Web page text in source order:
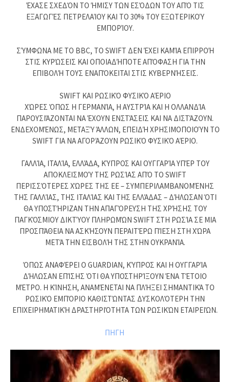
ΈΧΑΣΕ ΣΧΕΔΌΝ ΤΟ ΉΜΙΣΥ ΤΩΝ ΕΣΌΔΩΝ ΤΟΥ ΑΠΌ ΤΙΣ
ΕΞΑΓΩΓΈΣ ΠΕΤΡΕΛΑΊΟΥ ΚΑΙ ΤΟ 30% ΤΟΥ ΕΞΩΤΕΡΙΚΟΎ
ΕΜΠΟΡΊΟΥ.
ΣΎΜΦΩΝΑ ΜΕ ΤΟ BBC, ΤΟ SWIFT ΔΕΝ ΈΧΕΙ ΚΑΜΊΑ ΕΠΙΡΡΟΉ
ΣΤΙΣ ΚΥΡΏΣΕΙΣ ΚΑΙ ΟΠΟΙΑΔΉΠΟΤΕ ΑΠΌΦΑΣΗ ΓΙΑ ΤΗΝ
ΕΠΙΒΟΛΉ ΤΟΥΣ ΕΝΑΠΌΚΕΙΤΑΙ ΣΤΙΣ ΚΥΒΕΡΝΉΣΕΙΣ.
SWIFT ΚΑΙ ΡΩΣΙΚΌ ΦΥΣΙΚΌ ΑΈΡΙΟ
ΧΏΡΕΣ ΌΠΩΣ Η ΓΕΡΜΑΝΊΑ, Η ΑΥΣΤΡΊΑ ΚΑΙ Η ΟΛΛΑΝΔΊΑ
ΠΑΡΟΥΣΙΆΖΟΝΤΑΙ ΝΑ ΈΧΟΥΝ ΕΝΣΤΆΣΕΙΣ ΚΑΙ ΝΑ ΔΙΣΤΆΖΟΥΝ.
ΕΝΔΕΧΟΜΈΝΩΣ, ΜΕΤΑΞΎ ΆΛΛΩΝ, ΕΠΕΙΔΉ ΧΡΗΣΙΜΟΠΟΙΟΎΝ ΤΟ
SWIFT ΓΙΑ ΝΑ ΑΓΟΡΆΖΟΥΝ ΡΩΣΙΚΌ ΦΥΣΙΚΌ ΑΈΡΙΟ.
ΓΑΛΛΊΑ, ΙΤΑΛΊΑ, ΕΛΛΆΔΑ, ΚΎΠΡΟΣ ΚΑΙ ΟΥΓΓΑΡΊΑ ΥΠΈΡ ΤΟΥ
ΑΠΟΚΛΕΙΣΜΟΎ ΤΗΣ ΡΩΣΊΑΣ ΑΠΌ ΤΟ SWIFT
ΠΕΡΙΣΣΌΤΕΡΕΣ ΧΏΡΕΣ ΤΗΣ ΕΕ – ΣΥΜΠΕΡΙΛΑΜΒΑΝΟΜΈΝΗΣ
ΤΗΣ ΓΑΛΛΊΑΣ, ΤΗΣ ΙΤΑΛΊΑΣ ΚΑΙ ΤΗΣ ΕΛΛΆΔΑΣ – ΔΉΛΩΣΑΝ ΌΤΙ
ΘΑ ΥΠΟΣΤΉΡΙΖΑΝ ΤΗΝ ΑΠΑΓΌΡΕΥΣΗ ΤΗΣ ΧΡΉΣΗΣ ΤΟΥ
ΠΑΓΚΌΣΜΙΟΥ ΔΙΚΤΎΟΥ ΠΛΗΡΩΜΏΝ SWIFT ΣΤΗ ΡΩΣΊΑ ΣΕ ΜΙΑ
ΠΡΟΣΠΆΘΕΙΑ ΝΑ ΑΣΚΉΣΟΥΝ ΠΕΡΑΙΤΈΡΩ ΠΊΕΣΗ ΣΤΗ ΧΏΡΑ
ΜΕΤΆ ΤΗΝ ΕΙΣΒΟΛΉ ΤΗΣ ΣΤΗΝ ΟΥΚΡΑΝΊΑ.
ΌΠΩΣ ΑΝΑΦΈΡΕΙ Ο GUARDIAN, ΚΎΠΡΟΣ ΚΑΙ Η ΟΥΓΓΑΡΊΑ
ΔΉΛΩΣΑΝ ΕΠΊΣΗΣ ΌΤΙ ΘΑ ΥΠΟΣΤΗΡΊΞΟΥΝ ΈΝΑ ΤΈΤΟΙΟ
ΜΈΤΡΟ. Η ΚΊΝΗΣΗ, ΑΝΑΜΈΝΕΤΑΙ ΝΑ ΠΛΉΞΕΙ ΣΗΜΑΝΤΙΚΆ ΤΟ
ΡΩΣΙΚΌ ΕΜΠΌΡΙΟ ΚΑΘΙΣΤΏΝΤΑΣ ΔΥΣΚΟΛΌΤΕΡΗ ΤΗΝ
ΕΠΙΧΕΙΡΗΜΑΤΙΚΉ ΔΡΑΣΤΗΡΙΌΤΗΤΑ ΤΩΝ ΡΩΣΙΚΏΝ ΕΤΑΙΡΕΙΏΝ.
ΠΗΓΗ